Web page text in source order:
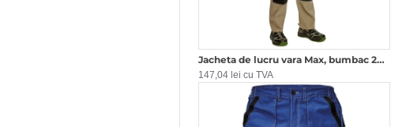
Jacheta de lucru vara Max, bumbac 200g/m2, Bej cu negru
147,04 lei cu TVA